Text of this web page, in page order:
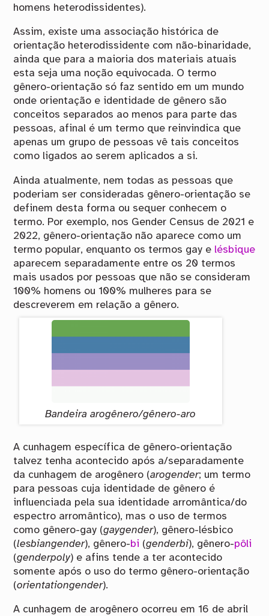
homens heterodissidentes).
Assim, existe uma associação histórica de
orientação heterodissidente com não-binaridade,
ainda que para a maioria dos materiais atuais
esta seja uma noção equivocada. O termo
gênero-orientação só faz sentido em um mundo
onde orientação e identidade de gênero são
conceitos separados ao menos para parte das
pessoas, afinal é um termo que reinvindica que
apenas um grupo de pessoas vê tais conceitos
como ligados ao serem aplicados a si.
Ainda atualmente, nem todas as pessoas que
poderiam ser consideradas gênero-orientação se
definem desta forma ou sequer conhecem o
termo. Por exemplo, nos Gender Census de 2021 e
2022, gênero-orientação não aparece como um
termo popular, enquanto os termos gay e lésbique
aparecem separadamente entre os 20 termos
mais usados por pessoas que não se consideram
100% homens ou 100% mulheres para se
descreverem em relação a gênero.
Bandeira arogênero/gênero-aro
A cunhagem específica de gênero-orientação
talvez tenha acontecido após a/separadamente
da cunhagem de arogênero (arogender; um termo
para pessoas cuja identidade de gênero é
influenciada pela sua identidade arromântica/do
espectro arromântico), mas o uso de termos
como gênero-gay (gaygender), gênero-lésbico
(lesbiangender), gênero-bi (genderbi), gênero-pôli
(genderpoly) e afins tende a ter acontecido
somente após o uso do termo gênero-orientação
(orientationgender).
A cunhagem de arogênero ocorreu em 16 de abril